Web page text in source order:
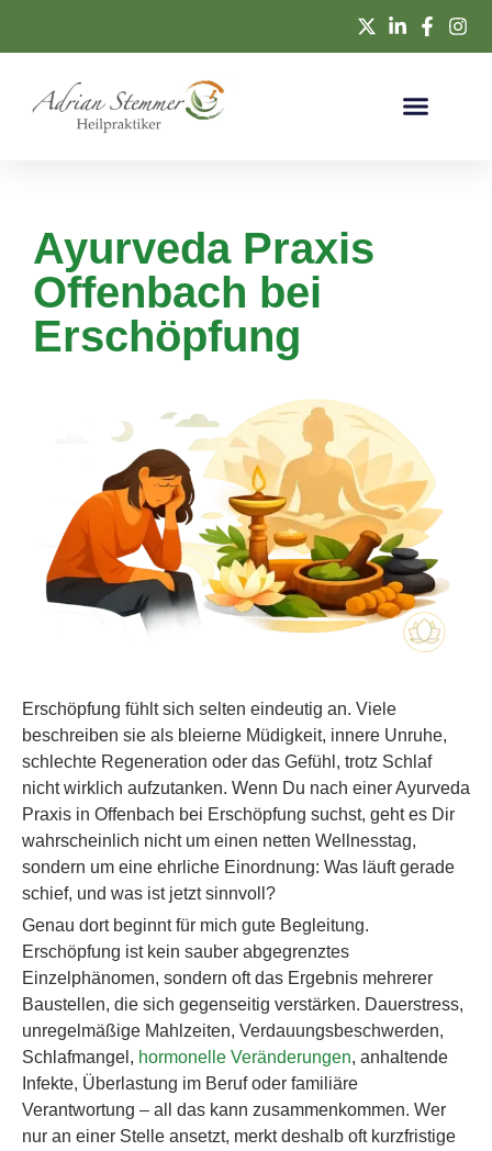
Ayurveda Praxis
Offenbach bei
Erschöpfung
Erschöpfung fühlt sich selten eindeutig an. Viele
beschreiben sie als bleierne Müdigkeit, innere Unruhe,
schlechte Regeneration oder das Gefühl, trotz Schlaf
nicht wirklich aufzutanken. Wenn Du nach einer Ayurveda
Praxis in Offenbach bei Erschöpfung suchst, geht es Dir
wahrscheinlich nicht um einen netten Wellnesstag,
sondern um eine ehrliche Einordnung: Was läuft gerade
schief, und was ist jetzt sinnvoll?
Genau dort beginnt für mich gute Begleitung.
Erschöpfung ist kein sauber abgegrenztes
Einzelphänomen, sondern oft das Ergebnis mehrerer
Baustellen, die sich gegenseitig verstärken. Dauerstress,
unregelmäßige Mahlzeiten, Verdauungsbeschwerden,
Schlafmangel, hormonelle Veränderungen, anhaltende
Infekte, Überlastung im Beruf oder familiäre
Verantwortung – all das kann zusammenkommen. Wer
nur an einer Stelle ansetzt, merkt deshalb oft kurzfristige